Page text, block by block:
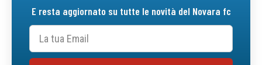
E resta aggiornato su tutte le novità del Novara fc